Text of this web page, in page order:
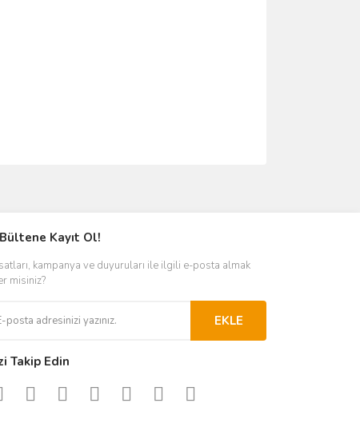
Kayıt Ol!
kampanya ve duyuruları ile ilgili e-posta almak
misiniz?
EKLE
Takip Edin